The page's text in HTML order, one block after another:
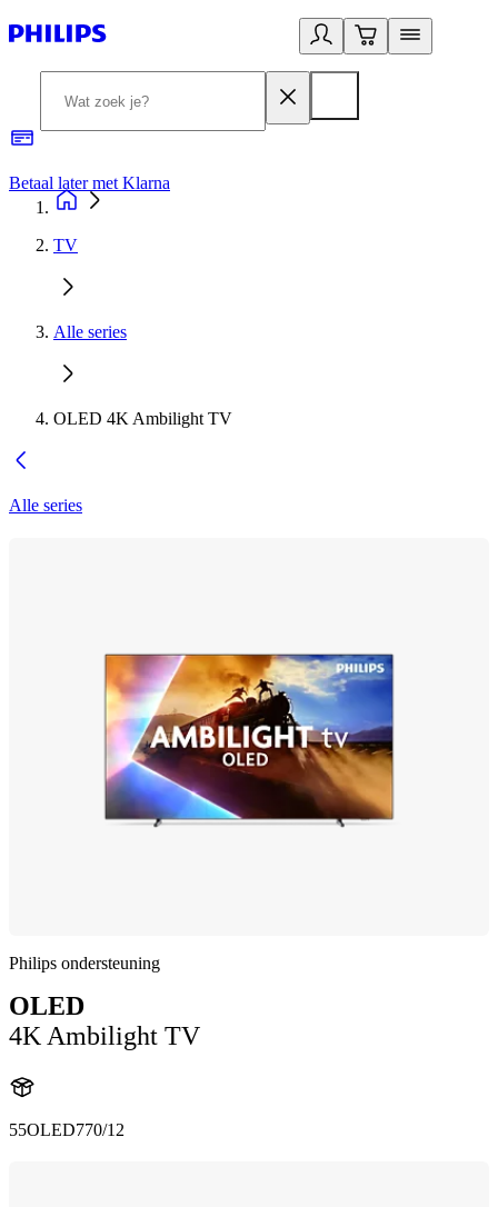
Betaal later met Klarna
TV
Alle series
OLED 4K Ambilight TV
Alle series
Philips ondersteuning
OLED
4K Ambilight TV
55OLED770/12